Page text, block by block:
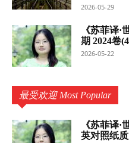
2026-05-29
《苏菲译
期 2024卷
2026-05-22
最受欢迎 Most Popular
《苏菲译·
英对照纸